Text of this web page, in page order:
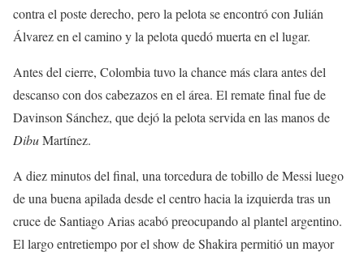
contra el poste derecho, pero la pelota se encontró con Julián
Álvarez en el camino y la pelota quedó muerta en el lugar.
Antes del cierre, Colombia tuvo la chance más clara antes del
descanso con dos cabezazos en el área. El remate final fue de
Davinson Sánchez, que dejó la pelota servida en las manos de
DibuMartínez.
A diez minutos del final, una torcedura de tobillo de Messi luego
de una buena apilada desde el centro hacia la izquierda tras un
cruce de Santiago Arias acabó preocupando al plantel argentino.
El largo entretiempo por el show de Shakira permitió un mayor